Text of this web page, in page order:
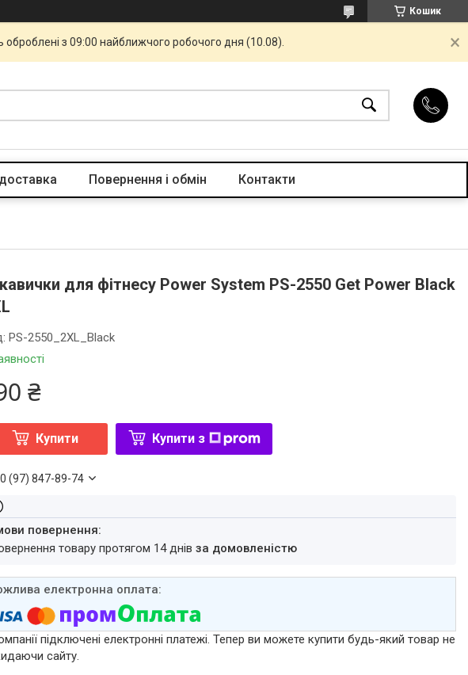
Кошик
з 09:00 найближчого робочого дня (10.08).
Повернення і обмін Контакти
для фітнесу Power System PS-2550 Get Power Black
PS-2550_2XL_Black
₴
Купити Купити з
(97) 847-89-74
товару протягом 14 днівза домовленістю
підключені електронні платежі. Тепер ви можете купити будь-який товар не
сайту.